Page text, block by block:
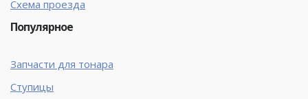
Схема проезда
Популярное
Запчасти для тонара
Ступицы